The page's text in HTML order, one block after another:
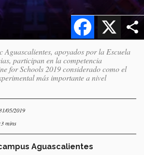
X
Facebook
Aguascalientes, apoyados por la Escuela
participan en la competencia
for Schools 2019 considerado como el
más importante a nivel
05/2019
mins
Aguascalientes